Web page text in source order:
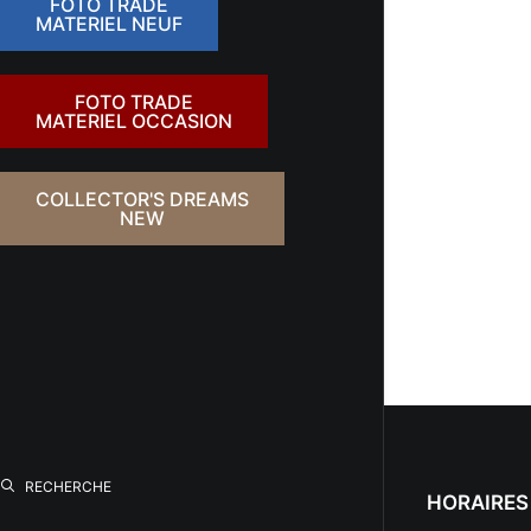
FOTO TRADE
MATERIEL NEUF
FOTO TRADE
MATERIEL OCCASION
COLLECTOR'S DREAMS
NEW
RECHERCHE